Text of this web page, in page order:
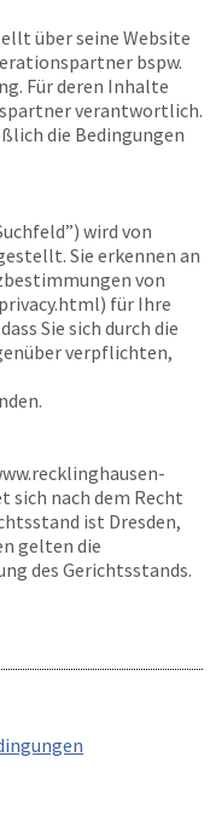
über seine Website
bspw.
Für deren Inhalte
verantwortlich.
die Bedingungen
wird von
Sie erkennen an
von
für Ihre
Sie sich durch die
verpflichten,
sich nach dem Recht
ist Dresden,
gelten die
des Gerichtsstands.